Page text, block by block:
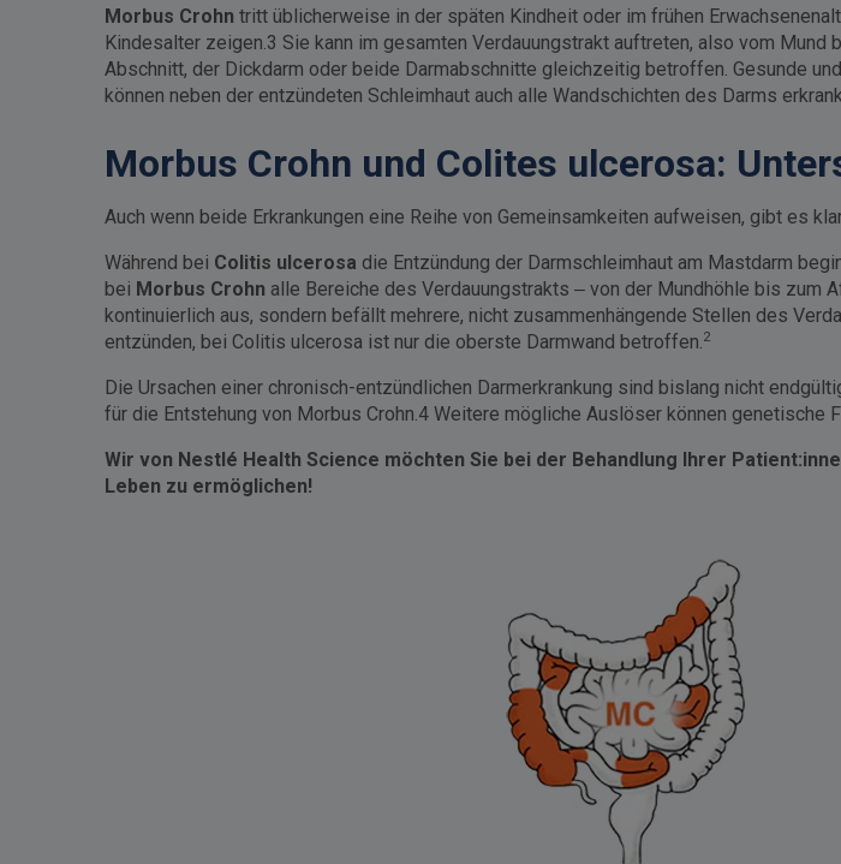
Morbus Crohn tritt üblicherweise in der späten Kindheit oder im frühen
Kindesalter zeigen.3 Sie kann im gesamten Verdauungstrakt auftreten, also vom
Abschnitt, der Dickdarm oder beide Darmabschnitte gleichzeitig betroffen. Gesunde
können neben der entzündeten Schleimhaut auch alle Wandschichten des Darms
Morbus Crohn und Colites ulcerosa:
Auch wenn beide Erkrankungen eine Reihe von Gemeinsamkeiten aufweisen, gibt es
Während bei Colitis ulcerosa die Entzündung der Darmschleimhaut am Mastdarm
bei Morbus Crohn alle Bereiche des Verdauungstrakts – von der Mundhöhle bis
kontinuierlich aus, sondern befällt mehrere, nicht zusammenhängende Stellen des
entzünden, bei Colitis ulcerosa ist nur die oberste Darmwand betroffen.2
Die Ursachen einer chronisch-entzündlichen Darmerkrankung sind bislang nicht
für die Entstehung von Morbus Crohn.4 Weitere mögliche Auslöser können
Wir von Nestlé Health Science möchten Sie bei der Behandlung Ihrer
Leben zu ermöglichen!